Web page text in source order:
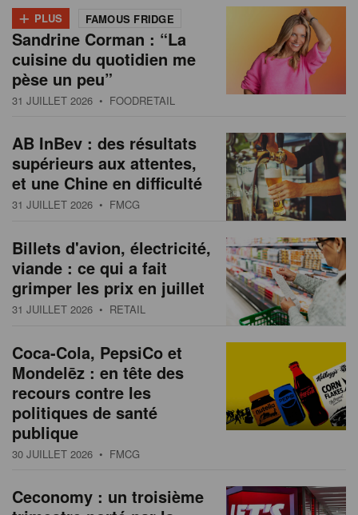
+ PLUS FAMOUS FRIDGE
Sandrine Corman : “La
cuisine du quotidien me
pèse un peu”
31 JUILLET 2026 • FOODRETAIL
AB InBev : des résultats
supérieurs aux attentes,
et une Chine en difficulté
31 JUILLET 2026 • FMCG
Billets d'avion, électricité,
viande : ce qui a fait
grimper les prix en juillet
31 JUILLET 2026 • RETAIL
Coca-Cola, PepsiCo et
Mondelēz : en tête des
recours contre les
politiques de santé
publique
30 JUILLET 2026 • FMCG
Ceconomy : un troisième